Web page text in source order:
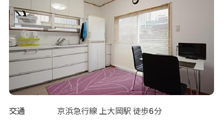
交通
京浜急行線 上大岡駅 徒歩6分